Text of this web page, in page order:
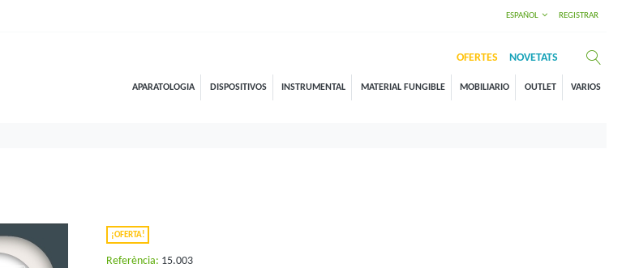
ESPAÑOL REGISTRAR
OFERTES NOVETATS
APARATOLOGIA DISPOSITIVOS INSTRUMENTAL MATERIAL FUNGIBLE MOBILIARIO OUTLET VARIOS
¡OFERTA!
Referència: 15.003